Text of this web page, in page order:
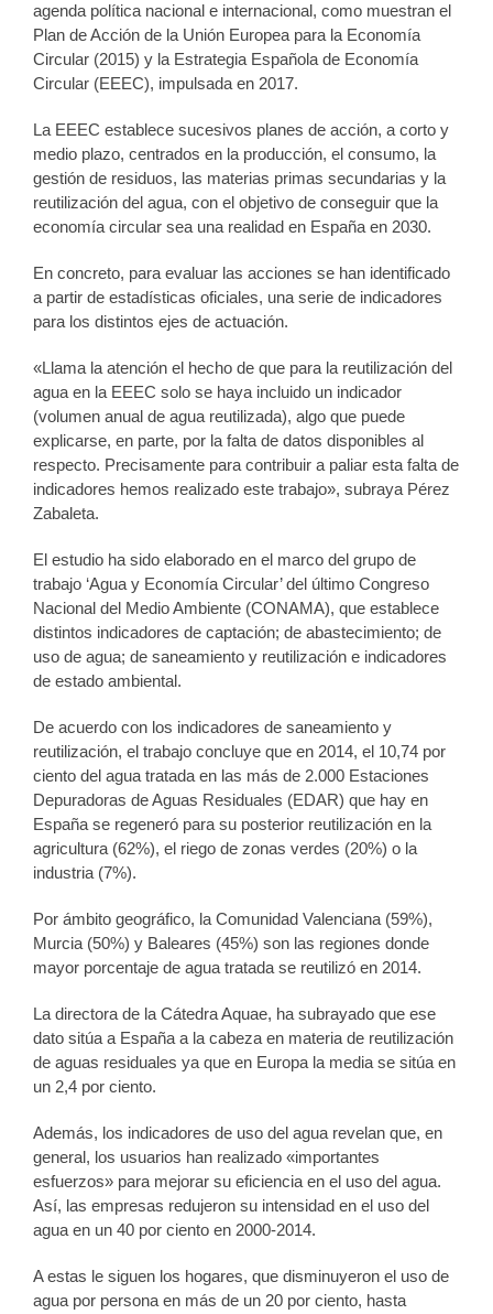
agenda política nacional e internacional, como muestran el
Plan de Acción de la Unión Europea para la Economía
Circular (2015) y la Estrategia Española de Economía
Circular (EEEC), impulsada en 2017.
La EEEC establece sucesivos planes de acción, a corto y
medio plazo, centrados en la producción, el consumo, la
gestión de residuos, las materias primas secundarias y la
reutilización del agua, con el objetivo de conseguir que la
economía circular sea una realidad en España en 2030.
En concreto, para evaluar las acciones se han identificado
a partir de estadísticas oficiales, una serie de indicadores
para los distintos ejes de actuación.
«Llama la atención el hecho de que para la reutilización del
agua en la EEEC solo se haya incluido un indicador
(volumen anual de agua reutilizada), algo que puede
explicarse, en parte, por la falta de datos disponibles al
respecto. Precisamente para contribuir a paliar esta falta de
indicadores hemos realizado este trabajo», subraya Pérez
Zabaleta.
El estudio ha sido elaborado en el marco del grupo de
trabajo ‘Agua y Economía Circular’ del último Congreso
Nacional del Medio Ambiente (CONAMA), que establece
distintos indicadores de captación; de abastecimiento; de
uso de agua; de saneamiento y reutilización e indicadores
de estado ambiental.
De acuerdo con los indicadores de saneamiento y
reutilización, el trabajo concluye que en 2014, el 10,74 por
ciento del agua tratada en las más de 2.000 Estaciones
Depuradoras de Aguas Residuales (EDAR) que hay en
España se regeneró para su posterior reutilización en la
agricultura (62%), el riego de zonas verdes (20%) o la
industria (7%).
Por ámbito geográfico, la Comunidad Valenciana (59%),
Murcia (50%) y Baleares (45%) son las regiones donde
mayor porcentaje de agua tratada se reutilizó en 2014.
La directora de la Cátedra Aquae, ha subrayado que ese
dato sitúa a España a la cabeza en materia de reutilización
de aguas residuales ya que en Europa la media se sitúa en
un 2,4 por ciento.
Además, los indicadores de uso del agua revelan que, en
general, los usuarios han realizado «importantes
esfuerzos» para mejorar su eficiencia en el uso del agua.
Así, las empresas redujeron su intensidad en el uso del
agua en un 40 por ciento en 2000-2014.
A estas le siguen los hogares, que disminuyeron el uso de
agua por persona en más de un 20 por ciento, hasta